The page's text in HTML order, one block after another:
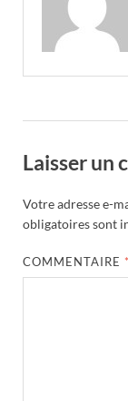
Laisser un
Votre adresse e-
obligatoires sont
COMMENTAIRE *